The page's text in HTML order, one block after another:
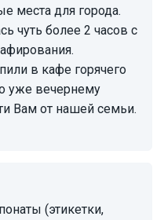
места для города.
чуть более 2 часов с
в кафе горячего
уже вечернему
Вам от нашей семьи.